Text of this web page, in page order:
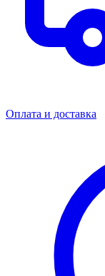
Оплата и доставка